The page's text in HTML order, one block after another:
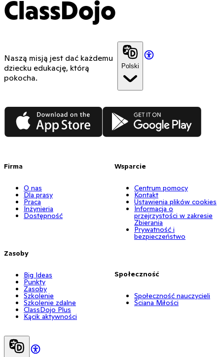
ClassDojo
Naszą misją jest dać każdemu
dziecku edukację, którą
pokocha.
Polski
App Store Google Play
Firma
O nas
Dla prasy
Praca
Inżynieria
Dostępność
Zasoby
Big Ideas
Punkty
Zasoby
Szkolenie
Szkolenie zdalne
ClassDojo Plus
Kącik aktywności
Wsparcie
Centrum pomocy
Kontakt
Ustawienia plików cookies
Informacja o
przejrzystości w zakresie
Zbierania
Prywatność i
bezpieczeństwo
Społeczność
Społeczność nauczycieli
Ściana Miłości